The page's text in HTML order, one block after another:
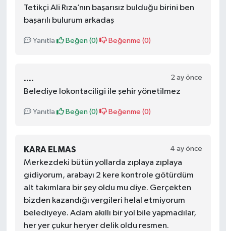
Tetikçi Ali Rıza’nın başarısız bulduğu birini ben
başarılı bulurum arkadaş
Yanıtla Beğen (0) Beğenme (0)
.... 2 ay önce
Belediye lokontaciligi ile şehir yönetilmez
Yanıtla Beğen (0) Beğenme (0)
KARA ELMAS 4 ay önce
Merkezdeki bütün yollarda zıplaya zıplaya
gidiyorum, arabayı 2 kere kontrole götürdüm
alt takımlara bir şey oldu mu diye. Gerçekten
bizden kazandığı vergileri helal etmiyorum
belediyeye. Adam akıllı bir yol bile yapmadılar,
her yer çukur heryer delik oldu resmen.